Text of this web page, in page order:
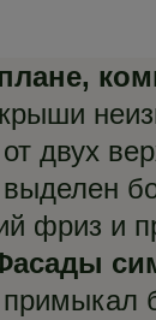
двух
фриз и